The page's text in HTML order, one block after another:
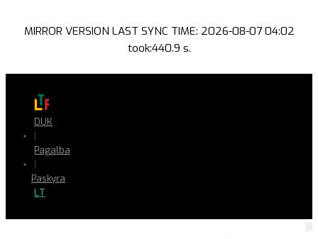
MIRROR VERSION LAST SYNC TIME: 2026-08-07 04:02
took:440.9 s.
DUK
|
Pagalba
|
Paskyra
LT